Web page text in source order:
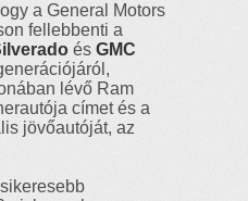
a General Motors
fellebbenti a
és GMC
lévő Ram
címet és a
jövőautóját, az